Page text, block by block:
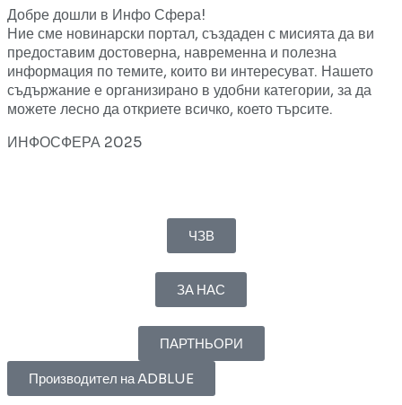
Добре дошли в Инфо Сфера!
Ние сме новинарски портал, създаден с мисията да ви
предоставим достоверна, навременна и полезна
информация по темите, които ви интересуват. Нашето
съдържание е организирано в удобни категории, за да
можете лесно да откриете всичко, което търсите.
ИНФОСФЕРА 2025
ЧЗВ
ЗА НАС
ПАРТНЬОРИ
Производител на ADBLUE